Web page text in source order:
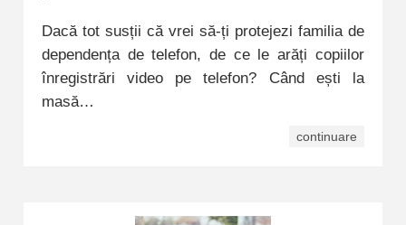
Dacă tot susții că vrei să-ți protejezi familia de
dependența de telefon, de ce le arăți copiilor
înregistrări video pe telefon? Când ești la
masă…
continuare